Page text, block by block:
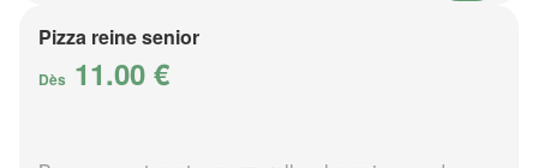
Pizza reine senior
Dès 11.00 €